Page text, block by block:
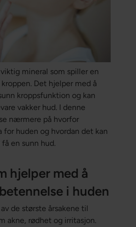
mineral som spiller en
Det hjelper med å
kroppsfunktion og kan
vakker hud. I denne
nærmere på hvorfor
for huden og hvordan det kan
en sunn hud.
hjelper med å
i huden
de største årsakene til
akne, rødhet og irritasjon.